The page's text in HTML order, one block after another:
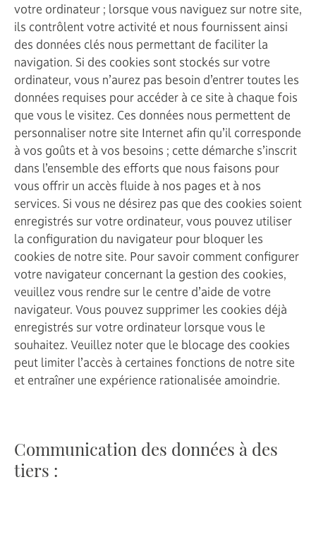
votre ordinateur ; lorsque vous naviguez sur notre site,
ils contrôlent votre activité et nous fournissent ainsi
des données clés nous permettant de faciliter la
navigation. Si des cookies sont stockés sur votre
ordinateur, vous n’aurez pas besoin d’entrer toutes les
données requises pour accéder à ce site à chaque fois
que vous le visitez. Ces données nous permettent de
personnaliser notre site Internet afin qu’il corresponde
à vos goûts et à vos besoins ; cette démarche s’inscrit
dans l’ensemble des efforts que nous faisons pour
vous offrir un accès fluide à nos pages et à nos
services. Si vous ne désirez pas que des cookies soient
enregistrés sur votre ordinateur, vous pouvez utiliser
la configuration du navigateur pour bloquer les
cookies de notre site. Pour savoir comment configurer
votre navigateur concernant la gestion des cookies,
veuillez vous rendre sur le centre d’aide de votre
navigateur. Vous pouvez supprimer les cookies déjà
enregistrés sur votre ordinateur lorsque vous le
souhaitez. Veuillez noter que le blocage des cookies
peut limiter l’accès à certaines fonctions de notre site
et entraîner une expérience rationalisée amoindrie.
Communication des données à des
tiers :